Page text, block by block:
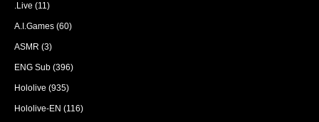
.Live (11)
A.I.Games (60)
ASMR (3)
ENG Sub (396)
Hololive (935)
Hololive-EN (116)